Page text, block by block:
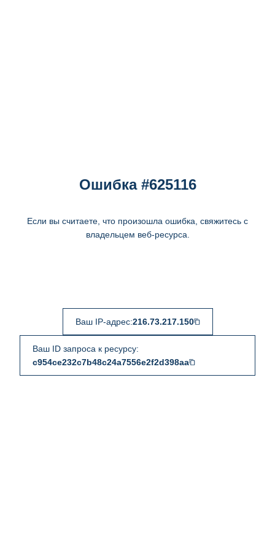
Ошибка #625116
Если вы считаете, что произошла ошибка, свяжитесь с
владельцем веб-ресурса.
Ваш IP-адрес:216.73.217.150
Ваш ID запроса к ресурсу:
c954ce232c7b48c24a7556e2f2d398aa